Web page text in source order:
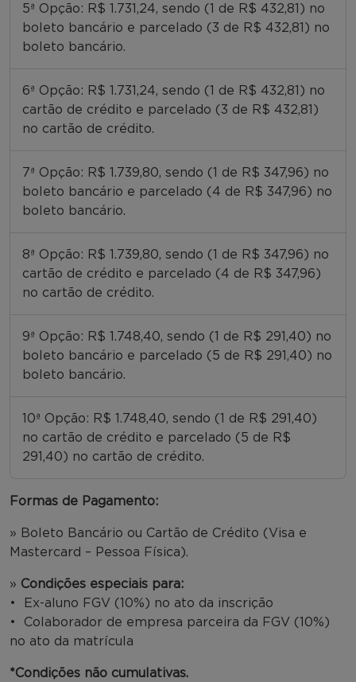
5ª Opção: R$ 1.731,24, sendo (1 de R$ 432,81) no
boleto bancário e parcelado (3 de R$ 432,81) no
boleto bancário.
6ª Opção: R$ 1.731,24, sendo (1 de R$ 432,81) no
cartão de crédito e parcelado (3 de R$ 432,81)
no cartão de crédito.
7ª Opção: R$ 1.739,80, sendo (1 de R$ 347,96) no
boleto bancário e parcelado (4 de R$ 347,96) no
boleto bancário.
8ª Opção: R$ 1.739,80, sendo (1 de R$ 347,96) no
cartão de crédito e parcelado (4 de R$ 347,96)
no cartão de crédito.
9ª Opção: R$ 1.748,40, sendo (1 de R$ 291,40) no
boleto bancário e parcelado (5 de R$ 291,40) no
boleto bancário.
10ª Opção: R$ 1.748,40, sendo (1 de R$ 291,40)
no cartão de crédito e parcelado (5 de R$
291,40) no cartão de crédito.
Formas de Pagamento:
» Boleto Bancário ou Cartão de Crédito (Visa e
Mastercard – Pessoa Física).
» Condições especiais para:
• Ex-aluno FGV (10%) no ato da inscrição
• Colaborador de empresa parceira da FGV (10%)
no ato da matrícula
*Condições não cumulativas.